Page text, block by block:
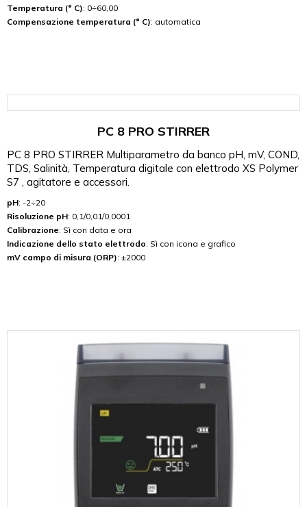
Temperatura (° C): 0÷60,00
Compensazione temperatura (° C): automatica
PC 8 PRO STIRRER
PC 8 PRO STIRRER Multiparametro da banco pH, mV, COND,
TDS, Salinità, Temperatura digitale con elettrodo XS Polymer
S7 , agitatore e accessori.
pH: -2÷20
Risoluzione pH: 0,1/0,01/0,0001
Calibrazione: Sì con data e ora
Indicazione dello stato elettrodo: Sì con icona e grafico
mV campo di misura (ORP): ±2000